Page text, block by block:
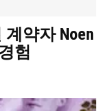
약자 Noen
험